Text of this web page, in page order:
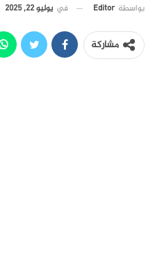
بواسطة Editor في يوليو 22, 2025
مشاركة